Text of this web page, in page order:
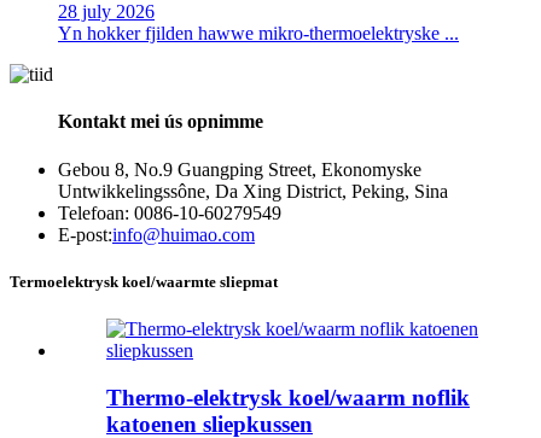
28 july 2026
Yn hokker fjilden hawwe mikro-thermoelektryske ...
Kontakt mei ús opnimme
Gebou 8, No.9 Guangping Street, Ekonomyske
Untwikkelingssône, Da Xing District, Peking, Sina
Telefoan: 0086-10-60279549
E-post:info@huimao.com
Termoelektrysk koel/waarmte sliepmat
Thermo-elektrysk koel/waarm noflik
katoenen sliepkussen